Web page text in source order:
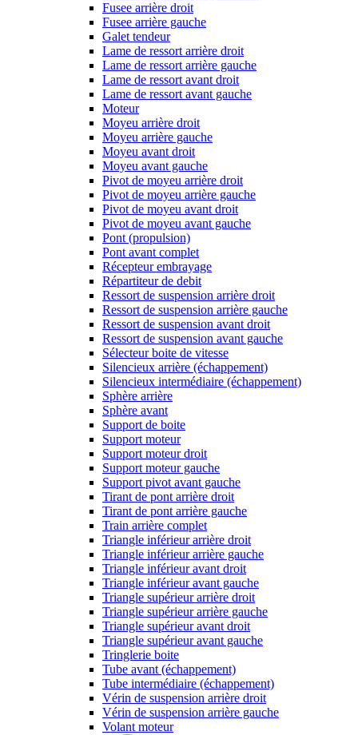
Fusee arrière droit
Fusee arrière gauche
Galet tendeur
Lame de ressort arrière droit
Lame de ressort arrière gauche
Lame de ressort avant droit
Lame de ressort avant gauche
Moteur
Moyeu arrière droit
Moyeu arrière gauche
Moyeu avant droit
Moyeu avant gauche
Pivot de moyeu arrière droit
Pivot de moyeu arrière gauche
Pivot de moyeu avant droit
Pivot de moyeu avant gauche
Pont (propulsion)
Pont avant complet
Récepteur embrayage
Répartiteur de debit
Ressort de suspension arrière droit
Ressort de suspension arrière gauche
Ressort de suspension avant droit
Ressort de suspension avant gauche
Sélecteur boite de vitesse
Silencieux arrière (échappement)
Silencieux intermédiaire (échappement)
Sphère arrière
Sphère avant
Support de boite
Support moteur
Support moteur droit
Support moteur gauche
Support pivot avant gauche
Tirant de pont arrière droit
Tirant de pont arrière gauche
Train arrière complet
Triangle inférieur arrière droit
Triangle inférieur arrière gauche
Triangle inférieur avant droit
Triangle inférieur avant gauche
Triangle supérieur arrière droit
Triangle supérieur arrière gauche
Triangle supérieur avant droit
Triangle supérieur avant gauche
Tringlerie boite
Tube avant (échappement)
Tube intermédiaire (échappement)
Vérin de suspension arrière droit
Vérin de suspension arrière gauche
Volant moteur